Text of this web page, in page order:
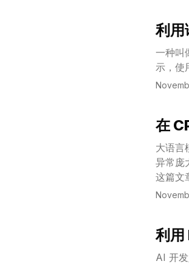
案。此
的方
题上取
利用
一种叫
示，使
View
在
大语言
异常庞
这篇文
INT4
View
利
AI 开
View